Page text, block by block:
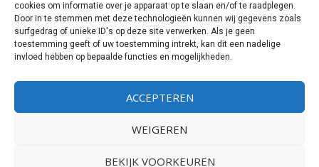
cookies om informatie over je apparaat op te slaan en/of te raadplegen.
Door in te stemmen met deze technologieën kunnen wij gegevens zoals
surfgedrag of unieke ID's op deze site verwerken. Als je geen
toestemming geeft of uw toestemming intrekt, kan dit een nadelige
invloed hebben op bepaalde functies en mogelijkheden.
ACCEPTEREN
WEIGEREN
BEKIJK VOORKEUREN
het aanmeldingsformulier. De door u ingevulde gegevens worden
door de penningmeester van de stichting Vrienden van Kiboe-hoeve
beheerd en geregistreerd in een Excelprogramma. De bestuursleden
van deze stichting hebben als enige partijen inzicht in deze
gegevens. Als u aangeeftgeenVriend meer te willen zijn worden uw
gegevens gearchiveerd en zal er geen contact meer met u
opgenomen worden. Wij verstrekken nooit gegevens aan derden.